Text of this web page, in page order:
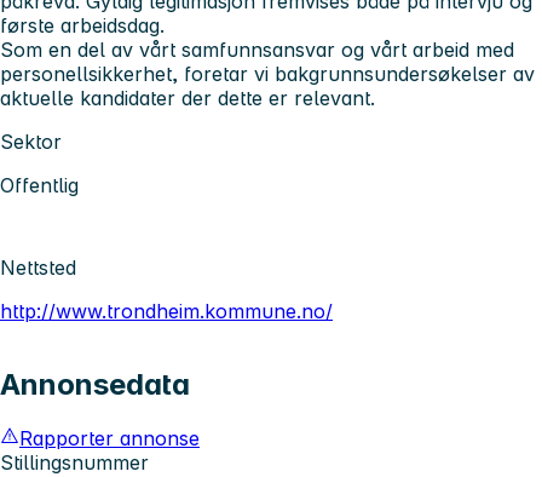
første arbeidsdag.
Som en del av vårt samfunnsansvar og vårt arbeid med
personellsikkerhet, foretar vi bakgrunnsundersøkelser av
aktuelle kandidater der dette er relevant.
Sektor
Offentlig
Nettsted
http://www.trondheim.kommune.no/
Annonsedata
Rapporter annonse
Stillingsnummer